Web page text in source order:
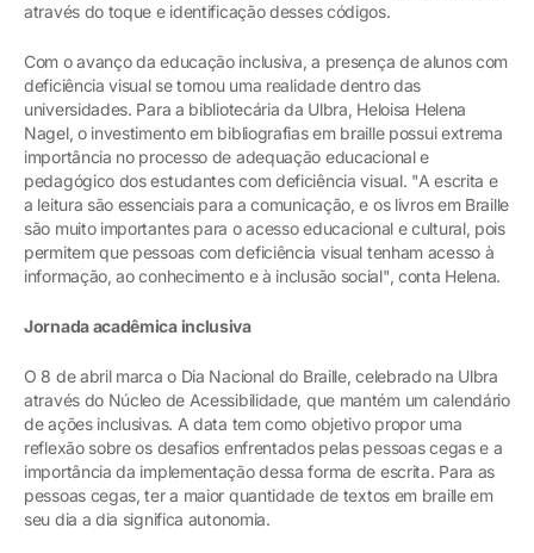
através do toque e identificação desses códigos.
Com o avanço da educação inclusiva, a presença de alunos com
deficiência visual se tornou uma realidade dentro das
universidades. Para a bibliotecária da Ulbra, Heloisa Helena
Nagel, o investimento em bibliografias em braille possui extrema
importância no processo de adequação educacional e
pedagógico dos estudantes com deficiência visual. "A escrita e
a leitura são essenciais para a comunicação, e os livros em Braille
são muito importantes para o acesso educacional e cultural, pois
permitem que pessoas com deficiência visual tenham acesso à
informação, ao conhecimento e à inclusão social", conta Helena.
Jornada acadêmica inclusiva
O 8 de abril marca o Dia Nacional do Braille, celebrado na Ulbra
através do Núcleo de Acessibilidade, que mantém um calendário
de ações inclusivas. A data tem como objetivo propor uma
reflexão sobre os desafios enfrentados pelas pessoas cegas e a
importância da implementação dessa forma de escrita. Para as
pessoas cegas, ter a maior quantidade de textos em braille em
seu dia a dia significa autonomia.